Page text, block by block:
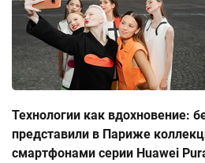
Технологии как вдохновение:
представили в Париже
смартфонами серии Huawei